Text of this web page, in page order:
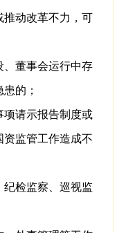
推动改革不力，可
、董事会运行中存
的；
项请示报告制度或
监管工作造成不
纪检监察、巡视监